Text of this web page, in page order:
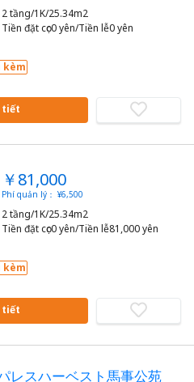
2 tầng/1K/25.34m2
Tiền đặt cọc0 yên/Tiền lễ0 yên
kèm
tiết
￥81,000
Phí quản lý： ¥6,500
2 tầng/1K/25.34m2
Tiền đặt cọc0 yên/Tiền lễ81,000 yên
kèm
tiết
レスハーベスト馬事公苑